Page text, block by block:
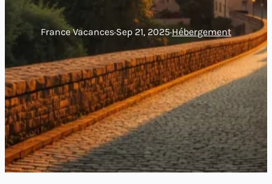
France Vacances·Sep 21, 2025·Hébergement